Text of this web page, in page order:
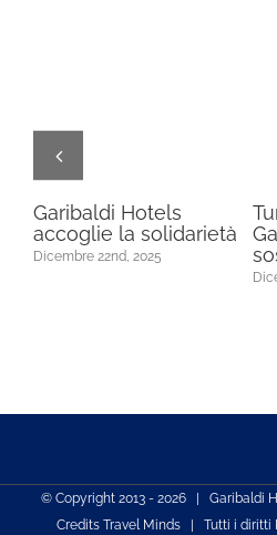
Garibaldi Hotels
accoglie la solidarietà
Dicembre 22nd, 2025
© Copyright 2013 - 2026 | Garibaldi
Credits Travel Minds| Tutti i diritti